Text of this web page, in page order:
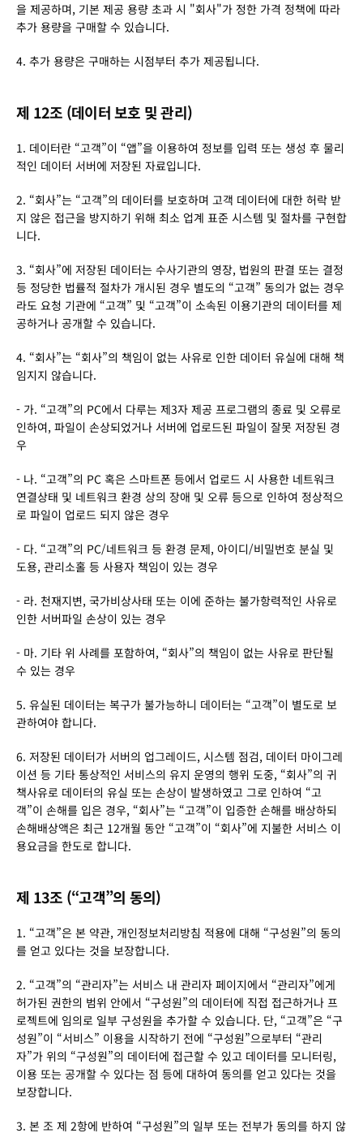
을 제공하며, 기본 제공 용량 초과 시 "회사"가 정한 가격 정책에 따라
추가 용량을 구매할 수 있습니다.
4. 추가 용량은 구매하는 시점부터 추가 제공됩니다.
제 12조 (데이터 보호 및 관리)
1. 데이터란 “고객”이 “앱”을 이용하여 정보를 입력 또는 생성 후 물리
적인 데이터 서버에 저장된 자료입니다.
2. “회사”는 “고객”의 데이터를 보호하며 고객 데이터에 대한 허락 받
지 않은 접근을 방지하기 위해 최소 업계 표준 시스템 및 절차를 구현합
니다.
3. “회사”에 저장된 데이터는 수사기관의 영장, 법원의 판결 또는 결정
등 정당한 법률적 절차가 개시된 경우 별도의 “고객” 동의가 없는 경우
라도 요청 기관에 “고객” 및 “고객”이 소속된 이용기관의 데이터를 제
공하거나 공개할 수 있습니다.
4. “회사”는 “회사”의 책임이 없는 사유로 인한 데이터 유실에 대해 책
임지지 않습니다.
- 가. “고객”의 PC에서 다루는 제3자 제공 프로그램의 종료 및 오류로
인하여, 파일이 손상되었거나 서버에 업로드된 파일이 잘못 저장된 경
우
- 나. “고객”의 PC 혹은 스마트폰 등에서 업로드 시 사용한 네트워크
연결상태 및 네트워크 환경 상의 장애 및 오류 등으로 인하여 정상적으
로 파일이 업로드 되지 않은 경우
- 다. “고객”의 PC/네트워크 등 환경 문제, 아이디/비밀번호 분실 및
도용, 관리소홀 등 사용자 책임이 있는 경우
- 라. 천재지변, 국가비상사태 또는 이에 준하는 불가항력적인 사유로
인한 서버파일 손상이 있는 경우
- 마. 기타 위 사례를 포함하여, “회사”의 책임이 없는 사유로 판단될
수 있는 경우
5. 유실된 데이터는 복구가 불가능하니 데이터는 “고객”이 별도로 보
관하여야 합니다.
6. 저장된 데이터가 서버의 업그레이드, 시스템 점검, 데이터 마이그레
이션 등 기타 통상적인 서비스의 유지 운영의 행위 도중, “회사”의 귀
책사유로 데이터의 유실 또는 손상이 발생하였고 그로 인하여 “고
객”이 손해를 입은 경우, “회사”는 “고객”이 입증한 손해를 배상하되
손해배상액은 최근 12개월 동안 “고객”이 “회사”에 지불한 서비스 이
용요금을 한도로 합니다.
제 13조 (“고객”의 동의)
1. “고객”은 본 약관, 개인정보처리방침 적용에 대해 “구성원”의 동의
를 얻고 있다는 것을 보장합니다.
2. “고객”의 “관리자”는 서비스 내 관리자 페이지에서 “관리자”에게
허가된 권한의 범위 안에서 “구성원”의 데이터에 직접 접근하거나 프
로젝트에 임의로 일부 구성원을 추가할 수 있습니다. 단, “고객”은 “구
성원”이 “서비스” 이용을 시작하기 전에 “구성원”으로부터 “관리
자”가 위의 “구성원”의 데이터에 접근할 수 있고 데이터를 모니터링,
이용 또는 공개할 수 있다는 점 등에 대하여 동의를 얻고 있다는 것을
보장합니다.
3. 본 조 제 2항에 반하여 “구성원”의 일부 또는 전부가 동의를 하지 않